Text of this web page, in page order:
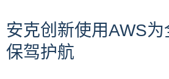
安克创新使用AWS
保驾护航